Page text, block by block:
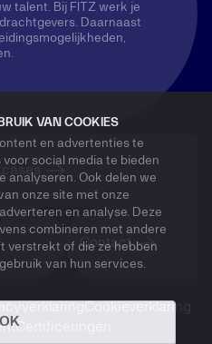
VAN COOKIES
en advertenties te
social media te bieden
analyseren. Ook delen we
onze site met onze
en analyse. Deze
combineren met andere
verstrekt of die ze hebben
van hun services.
OK
talent. Bij FITZ werk je
Daarnaast
Contact
Cookieverklaring
Certificeringen